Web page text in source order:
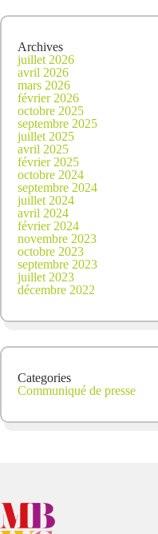
Archives
juillet 2026
avril 2026
mars 2026
février 2026
octobre 2025
septembre 2025
juillet 2025
avril 2025
février 2025
octobre 2024
septembre 2024
juillet 2024
avril 2024
février 2024
novembre 2023
octobre 2023
septembre 2023
juillet 2023
décembre 2022
Categories
Communiqué de presse